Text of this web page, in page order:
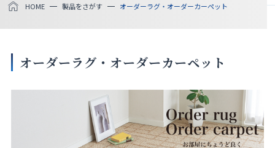
HOME 製品をさがす オーダーラグ・オーダーカーペット
オーダーラグ・オーダーカーペット